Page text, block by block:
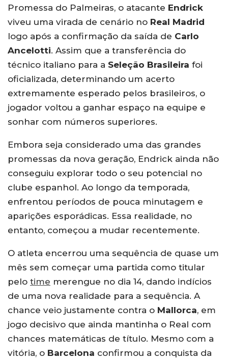
Promessa do Palmeiras, o atacante Endrick
viveu uma virada de cenário no Real Madrid
logo após a confirmação da saída de Carlo
Ancelotti. Assim que a transferência do
técnico italiano para a Seleção Brasileira foi
oficializada, determinando um acerto
extremamente esperado pelos brasileiros, o
jogador voltou a ganhar espaço na equipe e
sonhar com números superiores.
Embora seja considerado uma das grandes
promessas da nova geração, Endrick ainda não
conseguiu explorar todo o seu potencial no
clube espanhol. Ao longo da temporada,
enfrentou períodos de pouca minutagem e
aparições esporádicas. Essa realidade, no
entanto, começou a mudar recentemente.
O atleta encerrou uma sequência de quase um
mês sem começar uma partida como titular
pelo time merengue no dia 14, dando indícios
de uma nova realidade para a sequência. A
chance veio justamente contra o Mallorca, em
jogo decisivo que ainda mantinha o Real com
chances matemáticas de título. Mesmo com a
vitória, o Barcelona confirmou a conquista da